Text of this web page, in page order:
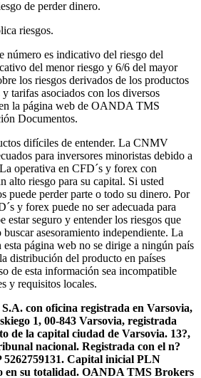
de perder dinero.
riesgos.
número es indicativo del riesgo del
del menor riesgo y 6/6 del mayor
los riesgos derivados de los productos
tarifas asociados con los diversos
la página web de OANDA TMS
Documentos.
difíciles de entender. La CNMV
para inversores minoristas debido a
operativa en CFD´s y forex con
alto riesgo para su capital. Si usted
puede perder parte o todo su dinero. Por
y forex puede no ser adecuada para
estar seguro y entender los riesgos que
asesoramiento independiente. La
página web no se dirige a ningún país
distribución del producto en países
de esta información sea incompatible
y requisitos locales.
con oficina registrada en Varsovia,
1, 00-843 Varsovia, registrada
de la capital ciudad de Varsovia. 13?,
nacional. Registrada con el n?
5262759131. Capital inicial PLN
en su totalidad. OANDA TMS Brokers